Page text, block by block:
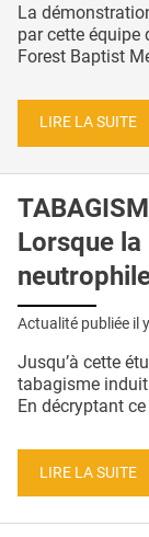
La
par cette équipe
Forest Baptist
LIRE LA SUITE
Lorsque
Actualité publiée il
Jusqu’à cette
tabagisme
En décryptant
LIRE LA SUITE